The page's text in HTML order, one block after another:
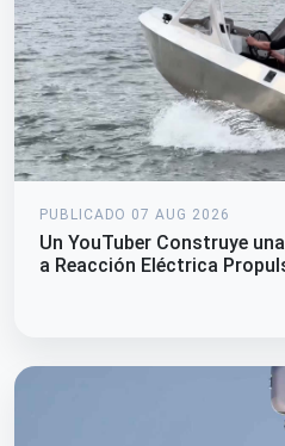
PUBLICADO 07 AUG 2026
Un YouTuber Construye
a Reacción Eléctrica